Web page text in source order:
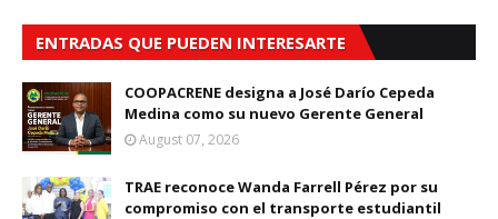
ENTRADAS QUE PUEDEN INTERESARTE
COOPACRENE designa a José Darío Cepeda
Medina como su nuevo Gerente General
August 07, 2026
TRAE reconoce Wanda Farrell Pérez por su
compromiso con el transporte estudiantil